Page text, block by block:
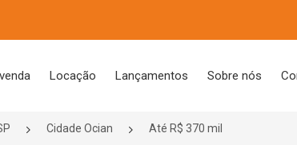
Locação Lançamentos Sobre nós
Cidade Ocian Até R$ 370 mil